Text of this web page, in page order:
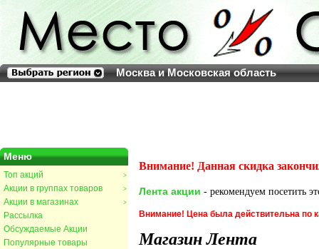
Москва и Московская область
Меню
>
Топ акций
>
Акции в группах товаров
>
Акции в магазинах
Рассылка
Обсуждаемые Акции
Популярные товары
Внимание! Данная скидка
Лента акции - рекомендуем посетить
Внимание! Цена была действительна по
Магазин Лента